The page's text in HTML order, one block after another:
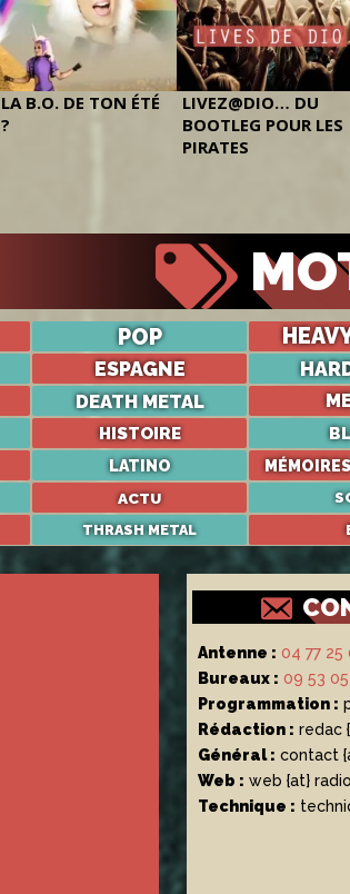
LA B.O. DE TON ÉTÉ
?
LIVEZ@DIO… DU
BOOTLEG POUR LES
PIRATES
POP
ESPAGNE
DEATH METAL
HISTOIRE
LATINO
ACTU
THRASH METAL
Antenne : 04 77 25
Bureaux : 09 53
Programmation :
Rédaction : redac
Général : contact
Web : web {at}
Technique :